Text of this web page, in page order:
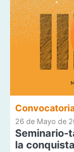
26 de Mayo de
Seminario-
la